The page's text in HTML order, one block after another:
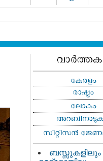
ബസ്സുകളിലും